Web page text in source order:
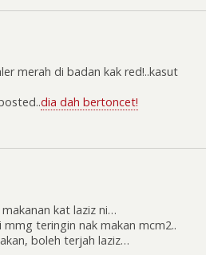
merah di badan kak red!..kasut
dia dah bertoncet!
kat laziz ni…
teringin nak makan mcm2..
boleh terjah laziz…